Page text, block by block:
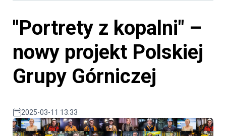
"Portrety z kopalni" –
nowy projekt Polskiej
Grupy Górniczej
2025-03-11 13:33